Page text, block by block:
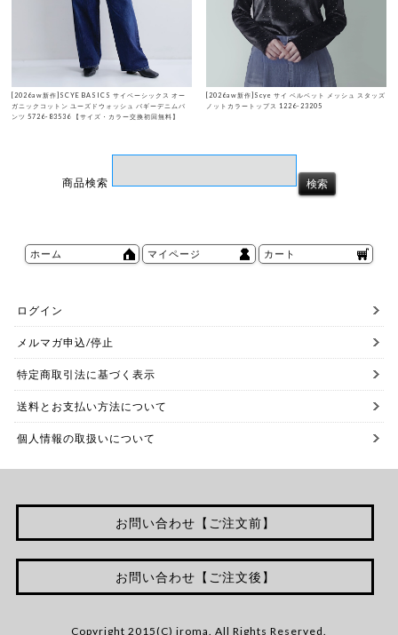
[2026aw新作]SCYE BASICS サイベーシックス オー
ガニックコットン ユーズドウォッシュ バギーデニムパ
ンツ 5726-83536 【サイズ・カラー交換初回無料】
[2026aw新作]Scye サイ ベルベット メッシュ スタッズ
ノットカラートップス 1226-23205
商品検索
ホーム マイページ カート
ログイン
メルマガ申込/停止
特定商取引法に基づく表示
送料とお支払い方法について
個人情報の取扱いについて
お問い合わせ【ご注文前】
お問い合わせ【ご注文後】
Copyright 2015(C) iroma. All Rights Reserved.